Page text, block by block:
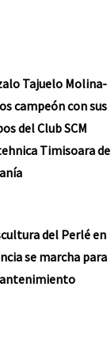
Tajuelo Molina-
campeón con sus
del Club SCM
Timisoara de
del Perlé en
se marcha para